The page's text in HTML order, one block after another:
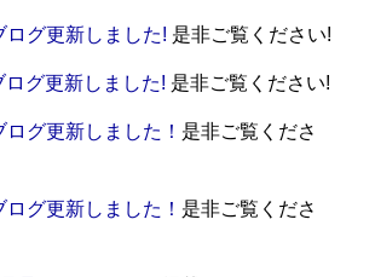
ログ更新しました! 是非ご覧ください!
ログ更新しました! 是非ご覧ください!
ログ更新しました！ 是非ご覧くださ
ログ更新しました！ 是非ご覧くださ